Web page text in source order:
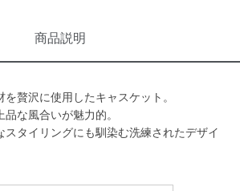
商品説明
を贅沢に使用したキャスケット。
な風合いが魅力的。
スタイリングにも馴染む洗練されたデザイ